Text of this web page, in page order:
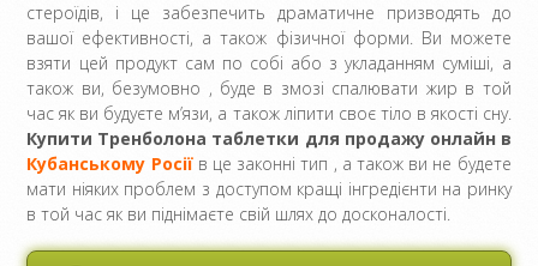
стероїдів, і це забезпечить драматичне призводять до
вашої ефективності, а також фізичної форми. Ви можете
взяти цей продукт сам по собі або з укладанням суміші, а
також ви, безумовно , буде в змозі спалювати жир в той
час як ви будуєте м’язи, а також ліпити своє тіло в якості сну.
Купити Тренболона таблетки для продажу онлайн в
Кубанському Росіїв це законні тип , а також ви не будете
мати ніяких проблем з доступом кращі інгредієнти на ринку
в той час як ви піднімаєте свій шлях до досконалості.